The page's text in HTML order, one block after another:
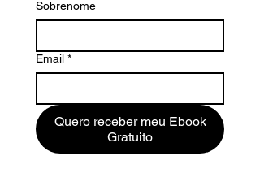
Sobrenome
Email *
Quero receber meu Ebook
Gratuito